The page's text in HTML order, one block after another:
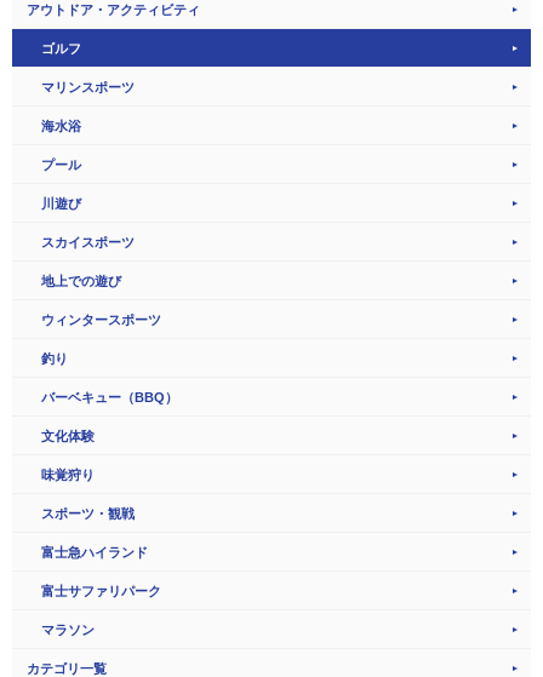
アウトドア・アクティビティ
ゴルフ
マリンスポーツ
海水浴
プール
川遊び
スカイスポーツ
地上での遊び
ウィンタースポーツ
釣り
バーベキュー（BBQ）
文化体験
味覚狩り
スポーツ・観戦
富士急ハイランド
富士サファリパーク
マラソン
カテゴリ一覧